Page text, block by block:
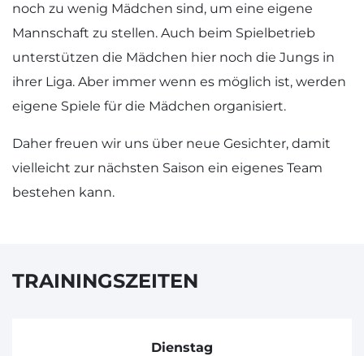
noch zu wenig Mädchen sind, um eine eigene
Mannschaft zu stellen. Auch beim Spielbetrieb
unterstützen die Mädchen hier noch die Jungs in
ihrer Liga. Aber immer wenn es möglich ist, werden
eigene Spiele für die Mädchen organisiert.
Daher freuen wir uns über neue Gesichter, damit
vielleicht zur nächsten Saison ein eigenes Team
bestehen kann.
TRAININGSZEITEN
Dienstag